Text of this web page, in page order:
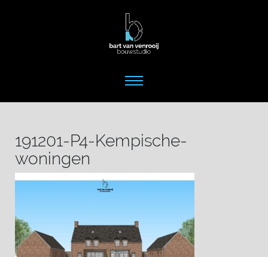
191201-P4-Kempische-
woningen